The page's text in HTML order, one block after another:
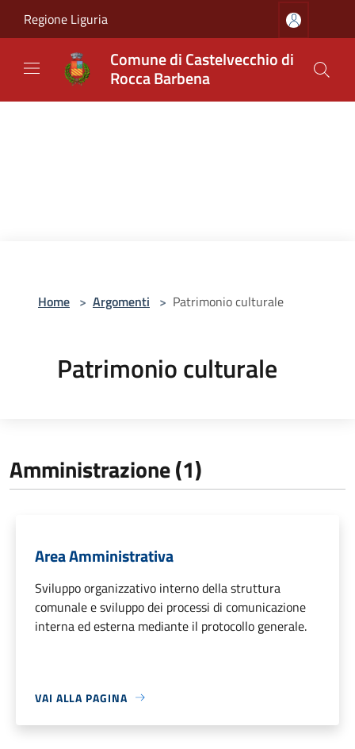
Regione Liguria
Comune di Castelvecchio di
Rocca Barbena
Home > Argomenti > Patrimonio culturale
Patrimonio culturale
Amministrazione (1)
Area Amministrativa
Sviluppo organizzativo interno della struttura
comunale e sviluppo dei processi di comunicazione
interna ed esterna mediante il protocollo generale.
VAI ALLA PAGINA